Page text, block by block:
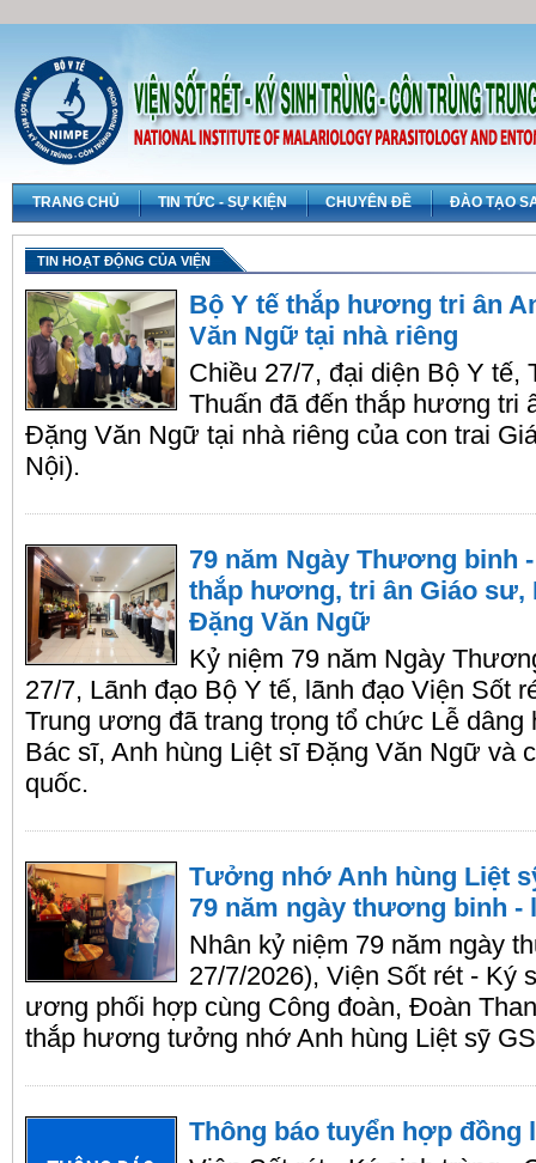
TRANG CHỦ TIN TỨC - SỰ KIỆN CHUYÊN ĐỀ ĐÀO TẠO
TIN HOẠT ĐỘNG CỦA VIỆN
Bộ Y tế thắp hương tri ân
Văn Ngữ tại nhà riêng
Chiều 27/7, đại diện Bộ Y
Thuấn đã đến thắp hương tri
Đặng Văn Ngữ tại nhà riêng của con trai
Nội).
79 năm Ngày Thương binh
thắp hương, tri ân Giáo sư,
Đặng Văn Ngữ
Kỷ niệm 79 năm Ngày
27/7, Lãnh đạo Bộ Y tế, lãnh đạo Viện Sốt
Trung ương đã trang trọng tổ chức Lễ
Bác sĩ, Anh hùng Liệt sĩ Đặng Văn Ngữ và
quốc.
Tưởng nhớ Anh hùng Liệt
79 năm ngày thương binh -
Nhân kỷ niệm 79 năm ngày
27/7/2026), Viện Sốt rét - Ký
ương phối hợp cùng Công đoàn, Đoàn
thắp hương tưởng nhớ Anh hùng Liệt sỹ
Thông báo tuyển hợp đồng